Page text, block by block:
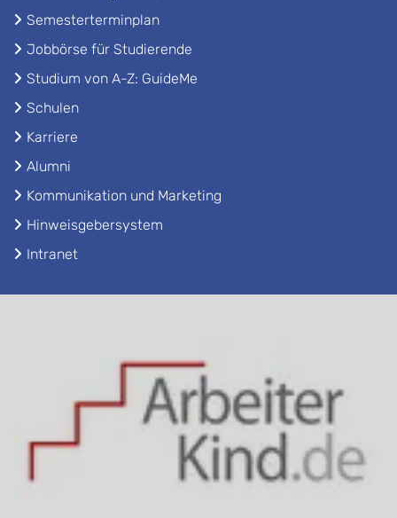
Semesterterminplan
Jobbörse für Studierende
Studium von A-Z: GuideMe
Schulen
Karriere
Alumni
Kommunikation und Marketing
Hinweisgebersystem
Intranet